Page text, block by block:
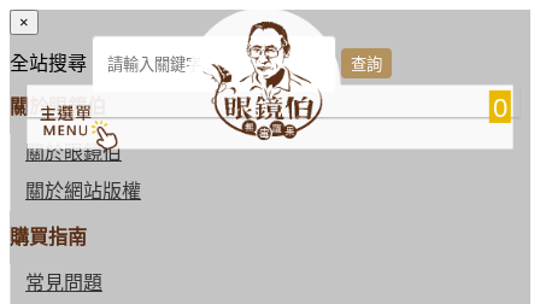
0
×
全站搜尋
關於眼鏡伯
關於眼鏡伯
關於網站版權
購買指南
常見問題